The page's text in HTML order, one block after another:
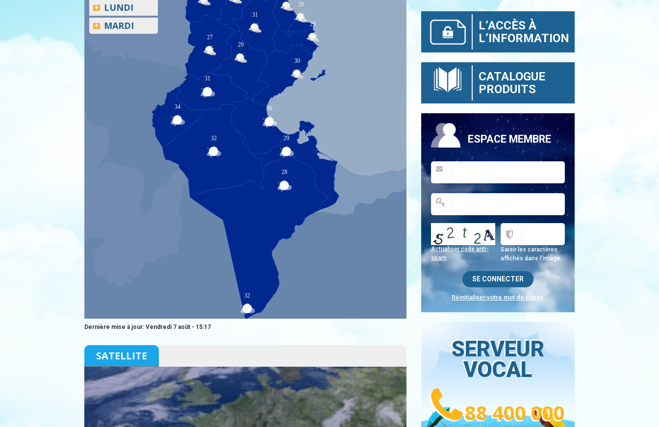
31
29
29
27
29
30
30
31
34
32 29
28
32
LUNDI
MARDI
Dernière mise à jour: Vendredi 7 août - 15:17
SATELLITE
L’ACCÈS À
L’INFORMATION
CATALOGUE
PRODUITS
ESPACE MEMBRE
Saisir les caractères
affichés dans l'image.
Actualiser code anti-
spam
Réinitialiser votre mot de passe
SERVEUR
VOCAL
88 400 000